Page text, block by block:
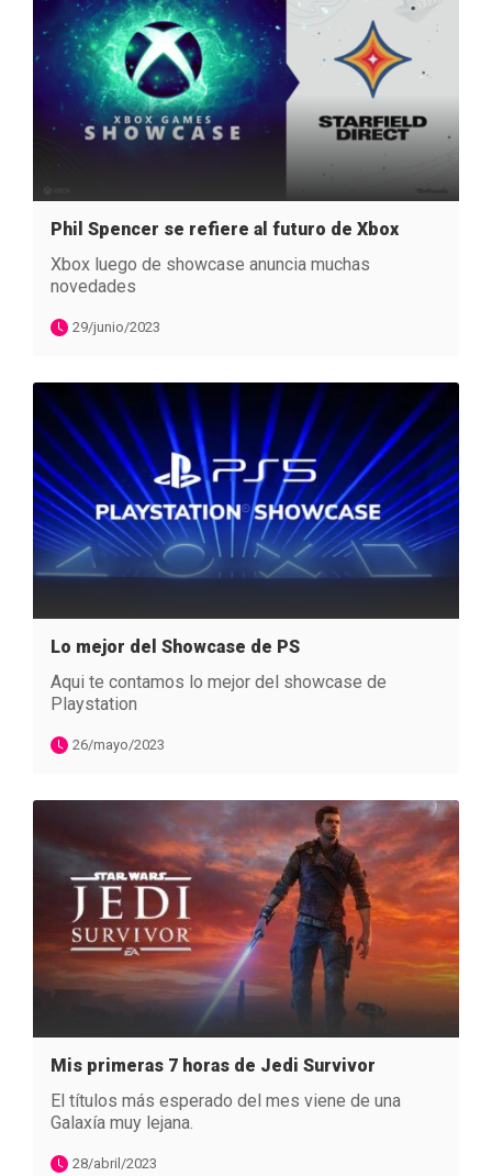
Phil Spencer se refiere al futuro de Xbox
Xbox luego de showcase anuncia muchas
novedades
29/junio/2023
Lo mejor del Showcase de PS
Aqui te contamos lo mejor del showcase de
Playstation
26/mayo/2023
Mis primeras 7 horas de Jedi Survivor
El títulos más esperado del mes viene de una
Galaxía muy lejana.
28/abril/2023